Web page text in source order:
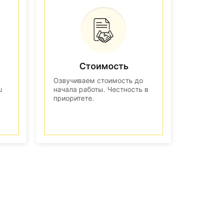
Стоимость
Озвучиваем стоимость до
начала работы. Честность в
приоритете.